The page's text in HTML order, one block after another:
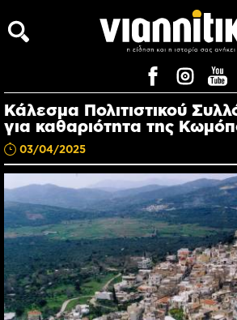
Κάλεσμα Πολιτιστικού
για καθαριότητα της
03/04/2025